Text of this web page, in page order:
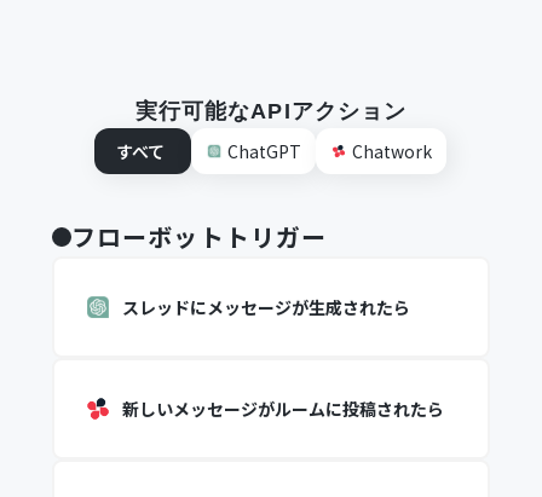
実行可能なAPIアクション
すべて
ChatGPT Chatwork
フローボットトリガー
スレッドにメッセージが生成されたら
新しいメッセージがルームに投稿されたら